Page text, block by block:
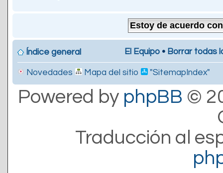
Índice general El Equipo • Borrar todas
Novedades Mapa del sitio "SitemapIndex"
Powered by phpBB ©
Traducción al